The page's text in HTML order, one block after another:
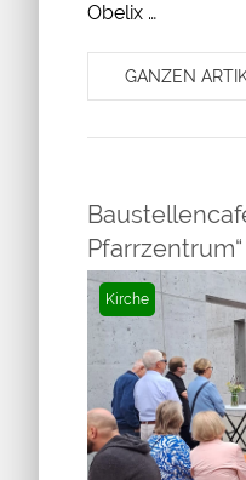
Obelix …
GANZEN
Pfarrzentrum“
Kirche